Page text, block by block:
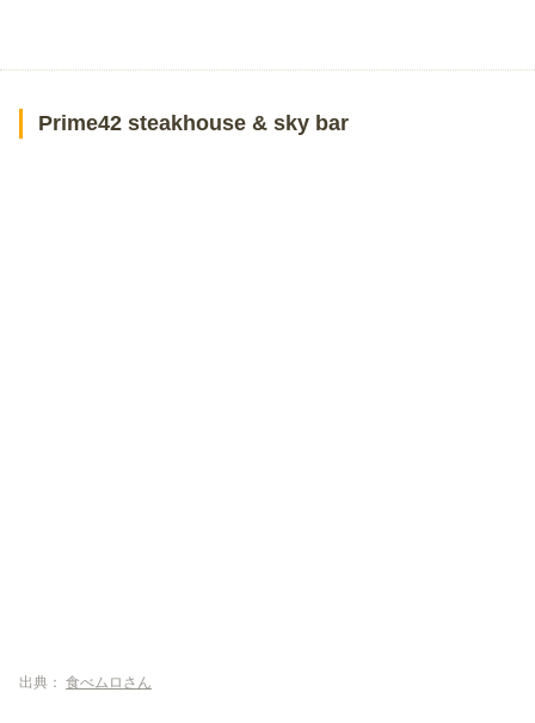
Prime42 steakhouse & sky bar
出典： 食べムロさん